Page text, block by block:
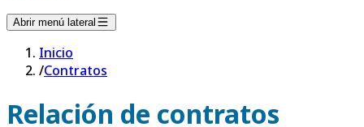
Abrir menú lateral
Inicio
/Contratos
Relación de contratos